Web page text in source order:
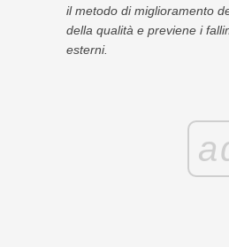
il metodo di miglioramento
della qualità e previene i
esterni.